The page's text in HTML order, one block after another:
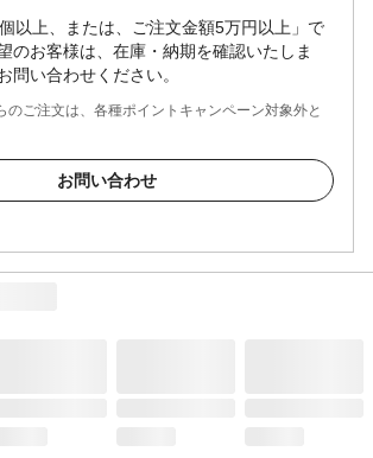
以上、または、ご注文金額5万円以上」で
のお客様は、在庫・納期を確認いたしま
問い合わせください。
ご注文は、各種ポイントキャンペーン対象外と
お問い合わせ